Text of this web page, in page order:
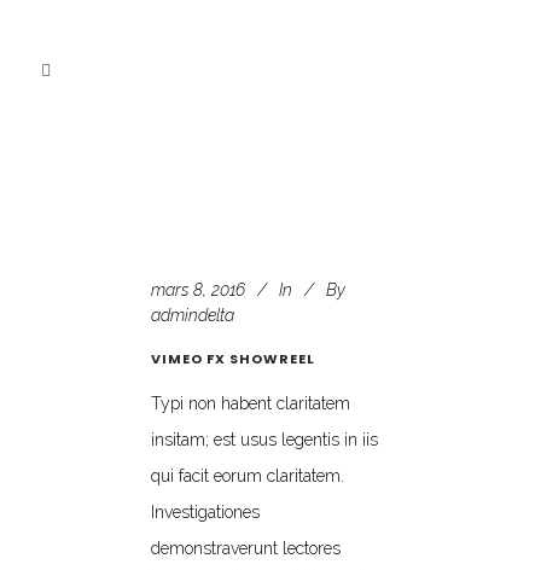
mars 8, 2016 In
By
admindelta
VIMEO FX SHOWREEL
Typi non habent claritatem
insitam; est usus legentis in iis
qui facit eorum claritatem.
Investigationes
demonstraverunt lectores